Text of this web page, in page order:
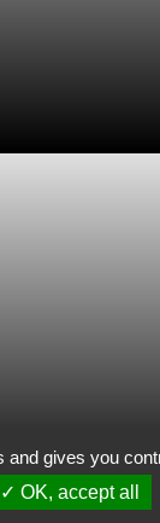
and gives you
✓ OK, accept all